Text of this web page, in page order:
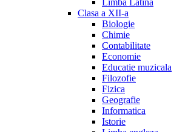
Limba Latina
Clasa a XII-a
Biologie
Chimie
Contabilitate
Economie
Educatie muzicala
Filozofie
Fizica
Geografie
Informatica
Istorie